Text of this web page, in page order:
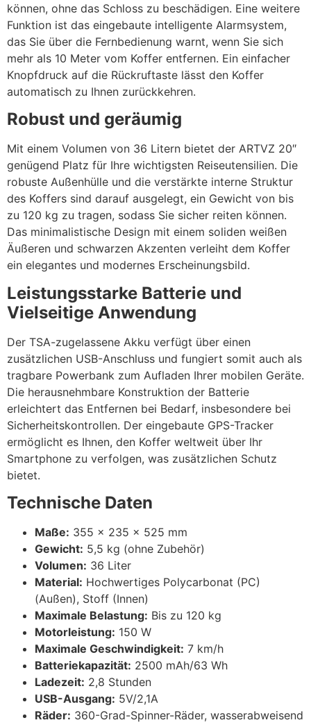
können, ohne das Schloss zu beschädigen. Eine weitere
Funktion ist das eingebaute intelligente Alarmsystem,
das Sie über die Fernbedienung warnt, wenn Sie sich
mehr als 10 Meter vom Koffer entfernen. Ein einfacher
Knopfdruck auf die Rückruftaste lässt den Koffer
automatisch zu Ihnen zurückkehren.
Robust und geräumig
Mit einem Volumen von 36 Litern bietet der ARTVZ 20″
genügend Platz für Ihre wichtigsten Reiseutensilien. Die
robuste Außenhülle und die verstärkte interne Struktur
des Koffers sind darauf ausgelegt, ein Gewicht von bis
zu 120 kg zu tragen, sodass Sie sicher reiten können.
Das minimalistische Design mit einem soliden weißen
Äußeren und schwarzen Akzenten verleiht dem Koffer
ein elegantes und modernes Erscheinungsbild.
Leistungsstarke Batterie und
Vielseitige Anwendung
Der TSA-zugelassene Akku verfügt über einen
zusätzlichen USB-Anschluss und fungiert somit auch als
tragbare Powerbank zum Aufladen Ihrer mobilen Geräte.
Die herausnehmbare Konstruktion der Batterie
erleichtert das Entfernen bei Bedarf, insbesondere bei
Sicherheitskontrollen. Der eingebaute GPS-Tracker
ermöglicht es Ihnen, den Koffer weltweit über Ihr
Smartphone zu verfolgen, was zusätzlichen Schutz
bietet.
Technische Daten
Maße: 355 x 235 x 525 mm
Gewicht: 5,5 kg (ohne Zubehör)
Volumen: 36 Liter
Material: Hochwertiges Polycarbonat (PC)
(Außen), Stoff (Innen)
Maximale Belastung: Bis zu 120 kg
Motorleistung: 150 W
Maximale Geschwindigkeit: 7 km/h
Batteriekapazität: 2500 mAh/63 Wh
Ladezeit: 2,8 Stunden
USB-Ausgang: 5V/2,1A
Räder: 360-Grad-Spinner-Räder, wasserabweisend